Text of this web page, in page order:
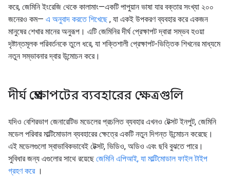
করে, জেমিনি ইংরেজি থেকে কালামাং—একটি পাপুয়ান ভাষা যার বক্তার সংখ্যা ২০০
জনেরও কম— এ অনুবাদ করতে শিখেছে, যা একই উপকরণ ব্যবহার করে একজন
মানুষের শেখার মানের অনুরূপ। এটি জেমিনির দীর্ঘ প্রেক্ষাপট দ্বারা সম্ভব হওয়া
দৃষ্টান্তমূলক পরিবর্তনকে তুলে ধরে, যা শক্তিশালী প্রেক্ষাপট-ভিত্তিক শিখনের মাধ্যমে
নতুন সম্ভাবনার দ্বার উন্মোচন করে।
দীর্ঘ প্রেক্ষাপটের ব্যবহারের ক্ষেত্রগুলি
যদিও বেশিরভাগ জেনারেটিভ মডেলের প্রচলিত ব্যবহার এখনও টেক্সট ইনপুট, জেমিনি
মডেল পরিবার মাল্টিমোডাল ব্যবহারের ক্ষেত্রে একটি নতুন দিগন্ত উন্মোচন করেছে।
এই মডেলগুলো স্বাভাবিকভাবেই টেক্সট, ভিডিও, অডিও এবং ছবি বুঝতে পারে।
সুবিধার জন্য এগুলোর সাথে রয়েছেজেমিনি এপিআই, যা মাল্টিমোডাল ফাইল টাইপ
গ্রহণ করে।